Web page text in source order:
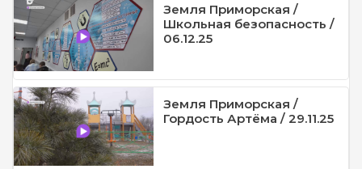
Земля Приморская /
Школьная безопасность /
06.12.25
Земля Приморская /
Гордость Артёма / 29.11.25